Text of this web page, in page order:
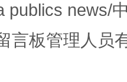
publics news/
言板管理人员